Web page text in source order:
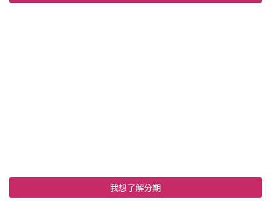
我想了解分期